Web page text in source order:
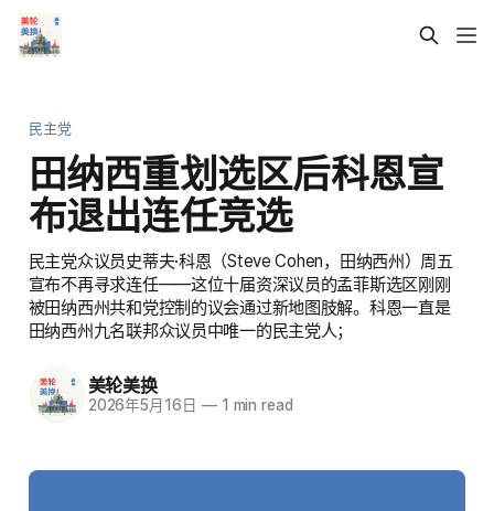
民主党
田纳西重划选区后科恩宣
布退出连任竞选
民主党众议员史蒂夫·科恩（Steve Cohen，田纳西州）周五
宣布不再寻求连任——这位十届资深议员的孟菲斯选区刚刚
被田纳西州共和党控制的议会通过新地图肢解。科恩一直是
田纳西州九名联邦众议员中唯一的民主党人；
美轮美换
2026年5月16日 —1 min read